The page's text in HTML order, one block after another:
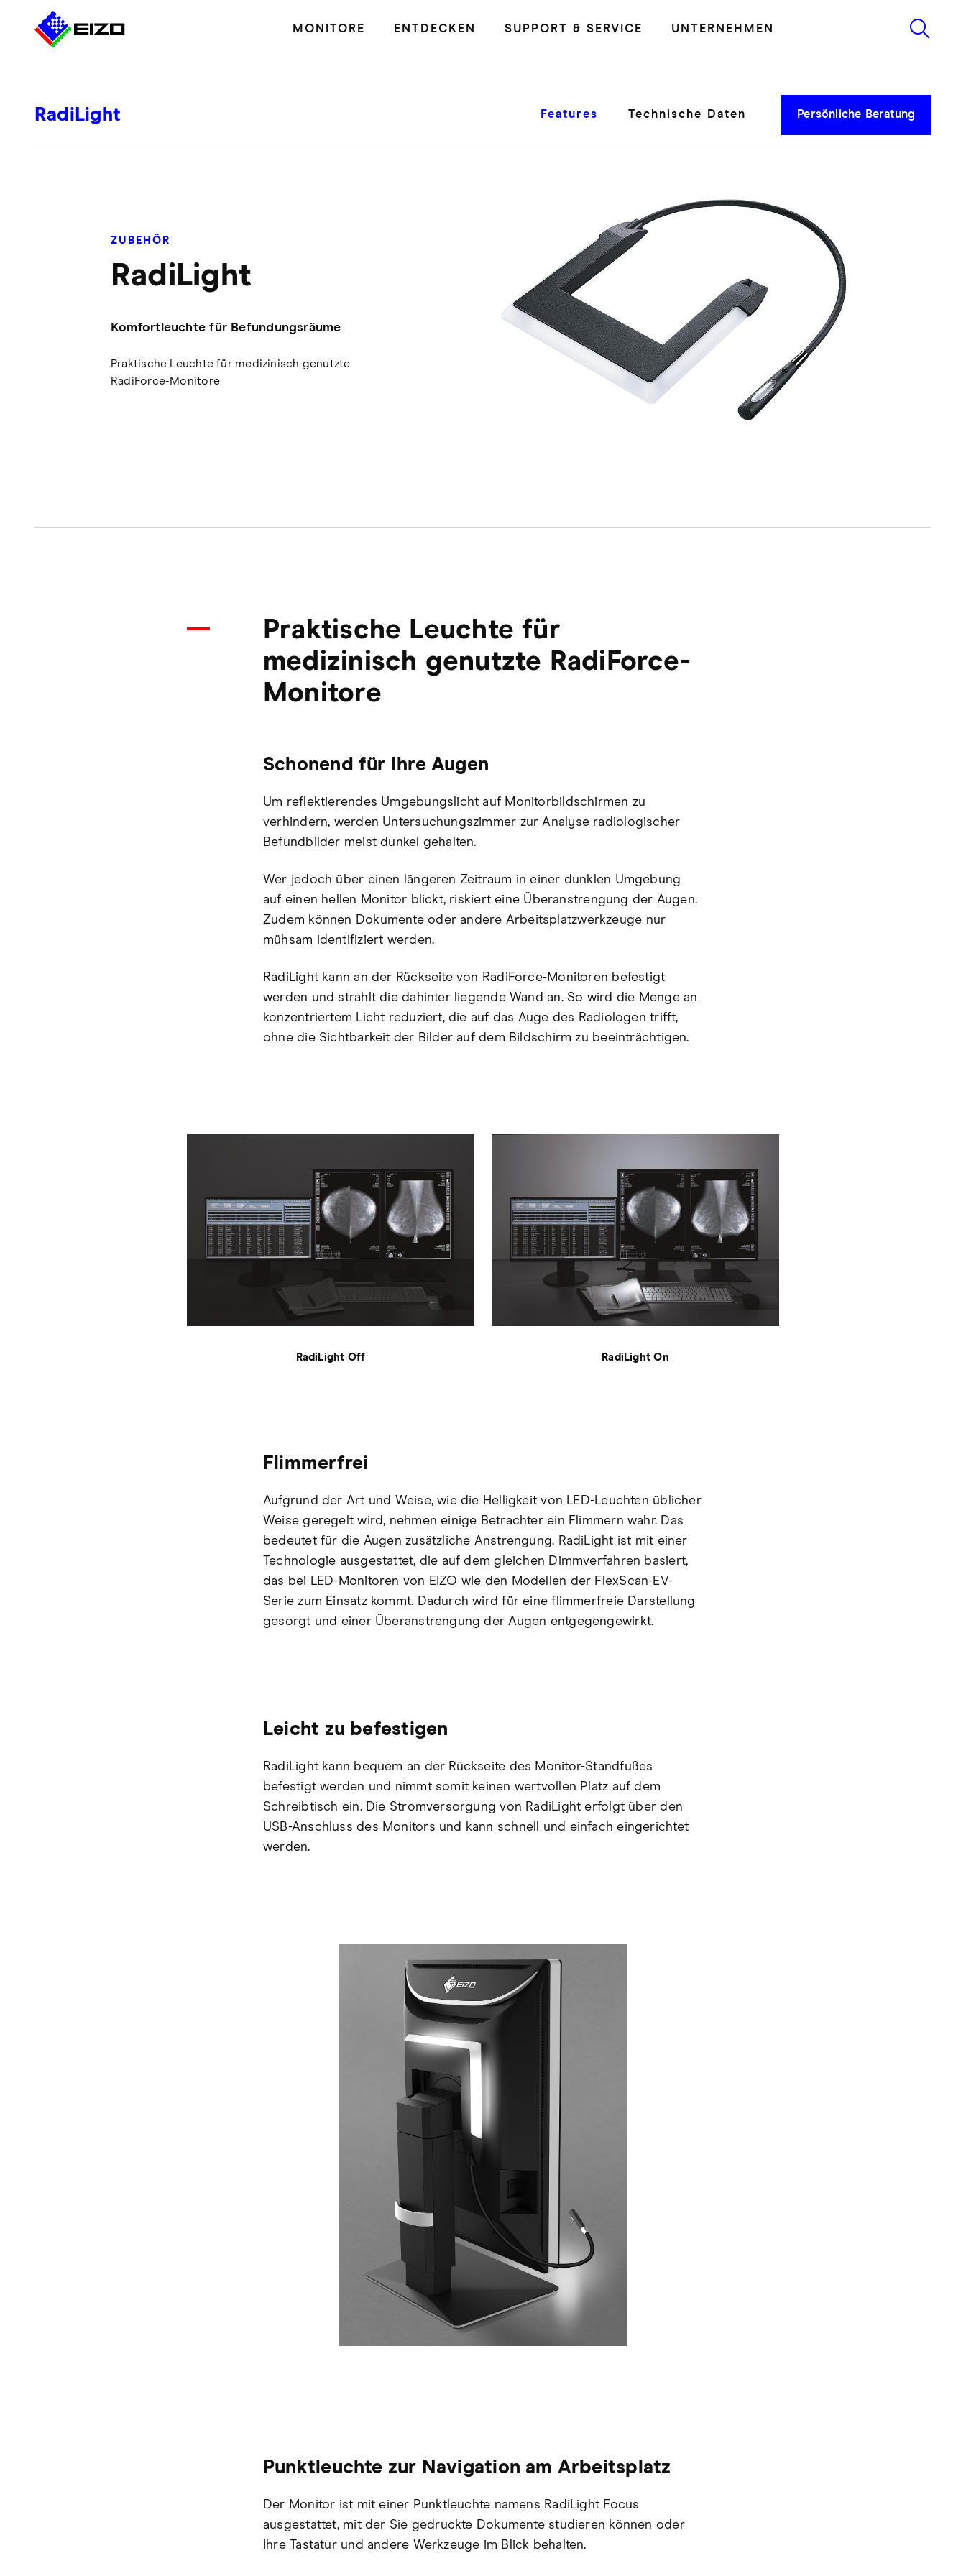
MONITORE ENTDECKEN SUPPORT & SERVICE UNTERNEHMEN
RadiLight Features Technische Daten Persönliche Beratung
ZUBEHÖR
RadiLight
Komfortleuchte für Befundungsräume
Praktische Leuchte für medizinisch genutzte
RadiForce-Monitore
Praktische Leuchte für
medizinisch genutzte RadiForce-
Monitore
Schonend für Ihre Augen
Um reflektierendes Umgebungslicht auf Monitorbildschirmen zu
verhindern, werden Untersuchungszimmer zur Analyse radiologischer
Befundbilder meist dunkel gehalten.
Wer jedoch über einen längeren Zeitraum in einer dunklen Umgebung
auf einen hellen Monitor blickt, riskiert eine Überanstrengung der Augen.
Zudem können Dokumente oder andere Arbeitsplatzwerkzeuge nur
mühsam identifiziert werden.
RadiLight kann an der Rückseite von RadiForce-Monitoren befestigt
werden und strahlt die dahinter liegende Wand an. So wird die Menge an
konzentriertem Licht reduziert, die auf das Auge des Radiologen trifft,
ohne die Sichtbarkeit der Bilder auf dem Bildschirm zu beeinträchtigen.
RadiLight Off RadiLight On
Flimmerfrei
Aufgrund der Art und Weise, wie die Helligkeit von LED-Leuchten üblicher
Weise geregelt wird, nehmen einige Betrachter ein Flimmern wahr. Das
bedeutet für die Augen zusätzliche Anstrengung. RadiLight ist mit einer
Technologie ausgestattet, die auf dem gleichen Dimmverfahren basiert,
das bei LED-Monitoren von EIZO wie den Modellen der FlexScan-EV-
Serie zum Einsatz kommt. Dadurch wird für eine flimmerfreie Darstellung
gesorgt und einer Überanstrengung der Augen entgegengewirkt.
Leicht zu befestigen
RadiLight kann bequem an der Rückseite des Monitor-Standfußes
befestigt werden und nimmt somit keinen wertvollen Platz auf dem
Schreibtisch ein. Die Stromversorgung von RadiLight erfolgt über den
USB-Anschluss des Monitors und kann schnell und einfach eingerichtet
werden.
Punktleuchte zur Navigation am Arbeitsplatz
Der Monitor ist mit einer Punktleuchte namens RadiLight Focus
ausgestattet, mit der Sie gedruckte Dokumente studieren können oder
Ihre Tastatur und andere Werkzeuge im Blick behalten.